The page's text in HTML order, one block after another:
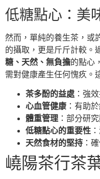
低糖點心：美
然而，單純的養生茶，或
的攝取，更是斤斤計較。
糖、天然、無負擔的點心
需對健康產生任何愧疚。
茶多酚的益處 ：強
心血管健康 ：有助
體重管理 ：部分研
低糖點心的重要性
天然食材的堅持 ：
嶢陽茶行茶